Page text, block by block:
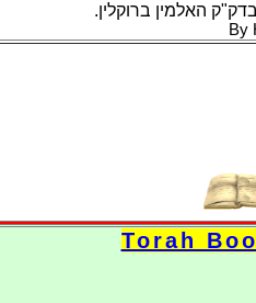
האלמין ברוקלין.
By